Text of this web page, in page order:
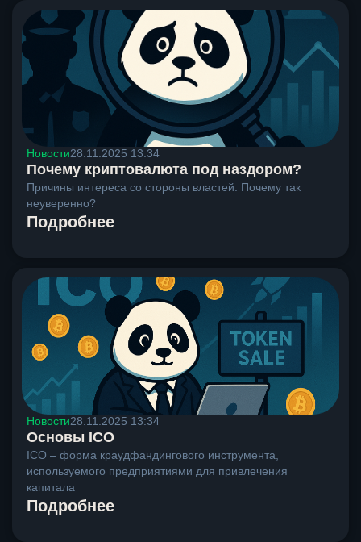
Новости28.11.2025 13:34
Почему криптовалюта под наздором?
Причины интереса со стороны властей. Почему так
неуверенно?
Подробнее
Новости28.11.2025 13:34
Основы ICO
ICO – форма краудфандингового инструмента,
используемого предприятиями для привлечения
капитала
Подробнее